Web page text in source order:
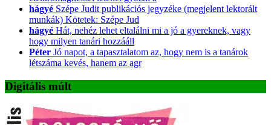
hágyé Szépe Judit publikációs jegyzéke (megjelent lektorált
munkák) Kötetek: Szépe Jud
hágyé Hát, nehéz lehet eltalálni mi a jó a gyereknek, vagy
hogy milyen tanári hozzááll
Péter Jó napot, a tapasztalatom az, hogy nem is a tanárok
létszáma kevés, hanem az agr
Digitális múlt